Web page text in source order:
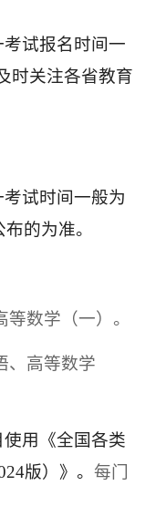
试报名时间一
时关注各省教育
试时间一般为
的为准。
数学（一）。
、高等数学
用《全国各类
4版）》。每门